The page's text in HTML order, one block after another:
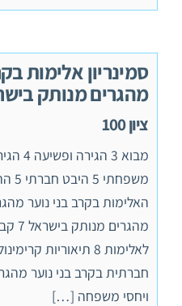
סמינריון אלימות
מהגרים מנותק
ציון 100
לאלימות 8 תיאוריות
ויחסי משפחה […]